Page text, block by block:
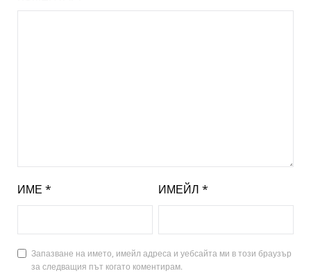
ИМЕ * ИМЕЙЛ *
Запазване на името, имейл адреса и уебсайта ми в този браузър
за следващия път когато коментирам.